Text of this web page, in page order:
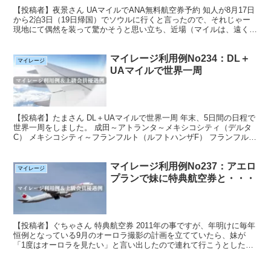
【投稿者】夜景さん UAマイルでANA無料航空券予約 知人が8月17日
から2泊3日（19日帰国）でソウルに行くと言ったので、それじゃー
現地にて偶然を装って驚かそうと思い立ち、近場（マイルは、遠くで
マイレージ
マイレージ利用例No234：DL＋
UAマイルで世界一周
【投稿者】たまさん DL＋UAマイルで世界一周 年末、5日間の日程で
世界一周をしました。 成田～アトランタ～メキシコシティ（デルタ
C） メキシコシティ～フランフルト（ルフトハンザF） フランフルト
マイレージ
マイレージ利用例No237：アエロ
プランで妹に特典航空券と・・・
【投稿者】ぐちゃさん 特典航空券 2011年の事ですが、年明けに毎年
恒例となっている9月のオーロラ撮影の計画を立てていたら、妹が
「1度はオーロラを見たい」と言い出したので連れて行こうとしたの